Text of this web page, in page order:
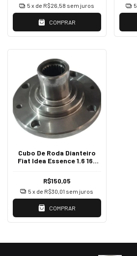
5 x de R$26,58 sem juros
COMPRAR
5
Cubo De Roda Dianteiro
Fiat Idea Essence 1.6 16v
R$150,05
5 x de R$30,01 sem juros
COMPRAR